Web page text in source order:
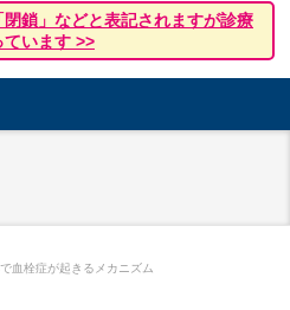
鎖」などと表記されますが診療
ています >>
血栓症が起きるメカニズム